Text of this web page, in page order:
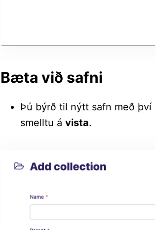
Bæta við safni
Þú býrð til nýtt safn með því
smelltu ávista.